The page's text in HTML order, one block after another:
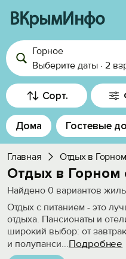
ВКрымИнфо
Войти
Избранное
История
Добавить свой
Горное
Выберите даты · 2
Сорт.
Дома Гостевые
Главная Отдых в Горном
Отдых в Горном
Найдено 0 вариантов
Отдых с питанием - это
отдыха. Пансионаты и
широкий выбор: от
и полупанси...Подробнее